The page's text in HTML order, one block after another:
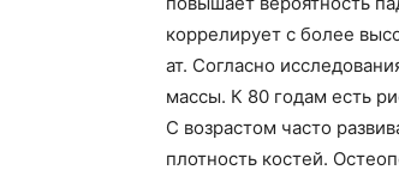
коррелирует с более
ат. Согласно
массы. К 80 годам есть
С возрастом часто
плотность костей.